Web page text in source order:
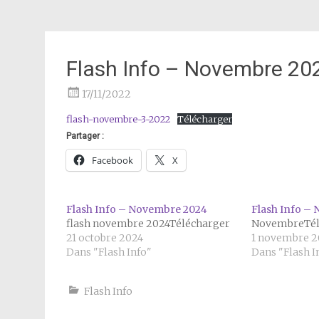
Flash Info – Novembre
17/11/2022
flash-novembre-3-2022 Télécharger
Partager :
Facebook X
Flash Info – Novembre 2024
flash novembre 2024Télécharger
21 octobre 2024
Dans "Flash Info"
Flash Info –
1 novembre
Dans "Flash
Flash Info